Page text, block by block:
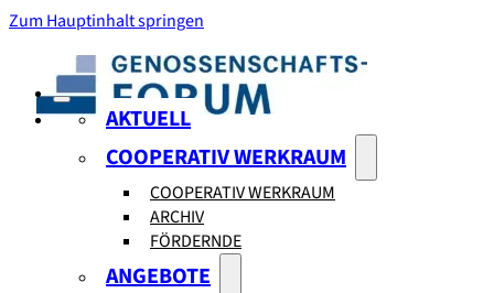
Zum Hauptinhalt springen
AKTUELL
COOPERATIV WERKRAUM
COOPERATIV WERKRAUM
ARCHIV
FÖRDERNDE
ANGEBOTE